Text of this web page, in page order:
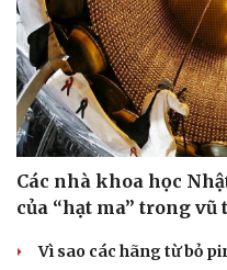
Các nhà khoa học
của “hạt ma” trong vũ
Vì sao các hãng từ bỏ